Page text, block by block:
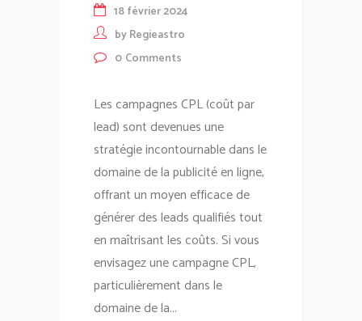
18 février 2024
byRegieastro
0 Comments
Les campagnes CPL (coût par
lead) sont devenues une
stratégie incontournable dans le
domaine de la publicité en ligne,
offrant un moyen efficace de
générer des leads qualifiés tout
en maîtrisant les coûts. Si vous
envisagez une campagne CPL,
particulièrement dans le
domaine de la...